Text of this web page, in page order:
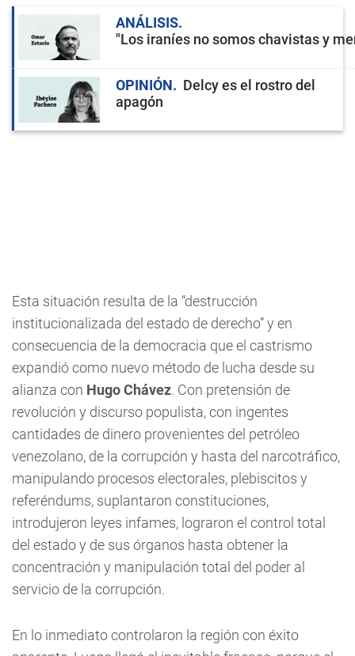
ANÁLISIS
"Los iraníes no somos chavistas y
OPINIÓN
Delcy es el rostro del
apagón
Esta situación resulta de la “destrucción
institucionalizada del estado de derecho” y en
consecuencia de la democracia que el castrismo
expandió como nuevo método de lucha desde su
alianza con Hugo Chávez. Con pretensión de
revolución y discurso populista, con ingentes
cantidades de dinero provenientes del petróleo
venezolano, de la corrupción y hasta del narcotráfico,
manipulando procesos electorales, plebiscitos y
referéndums, suplantaron constituciones,
introdujeron leyes infames, lograron el control total
del estado y de sus órganos hasta obtener la
concentración y manipulación total del poder al
servicio de la corrupción.
En lo inmediato controlaron la región con éxito